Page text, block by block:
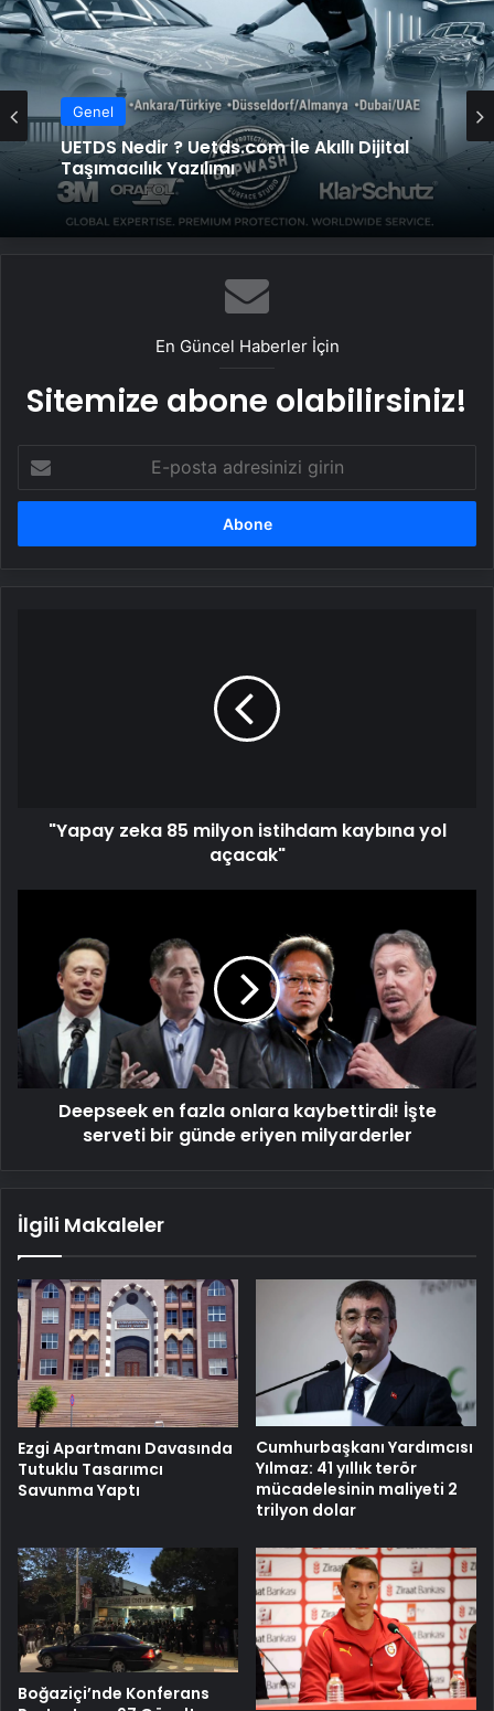
Genel
UETDS Nedir ? Uetds.com İle Akıllı Dijital
Taşımacılık Yazılımı
En Güncel Haberler İçin
Sitemize abone olabilirsiniz!
posta
adresinizi
"Yapay zeka 85 milyon istihdam kaybına yol
açacak"
onlara
kaybettirdi!
İşte
serveti
günde
milyarderler
Deepseek en fazla onlara kaybettirdi! İşte
serveti bir günde eriyen milyarderler
İlgili Makaleler
Ezgi Apartmanı Davasında
Tutuklu Tasarımcı
Savunma Yaptı
Cumhurbaşkanı Yardımcısı
Yılmaz: 41 yıllık terör
mücadelesinin maliyeti 2
trilyon dolar
Boğaziçi’nde Konferans